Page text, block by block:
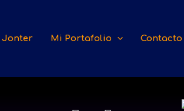
Jonter Mi Portafolio Contacto